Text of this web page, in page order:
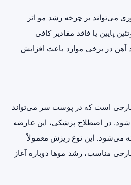
می‌تواند بر چرخه رشد مو اثر
پایین یا فاقد مقادیر کافی
آهن در برخی موارد باعث افزایش
است که در پوست سر می‌تواند
شود. در اصطلاح پزشکی، این عارضه
می‌شود. این نوع ریزش معمولاً
مناسب، رشد موها دوباره آغاز